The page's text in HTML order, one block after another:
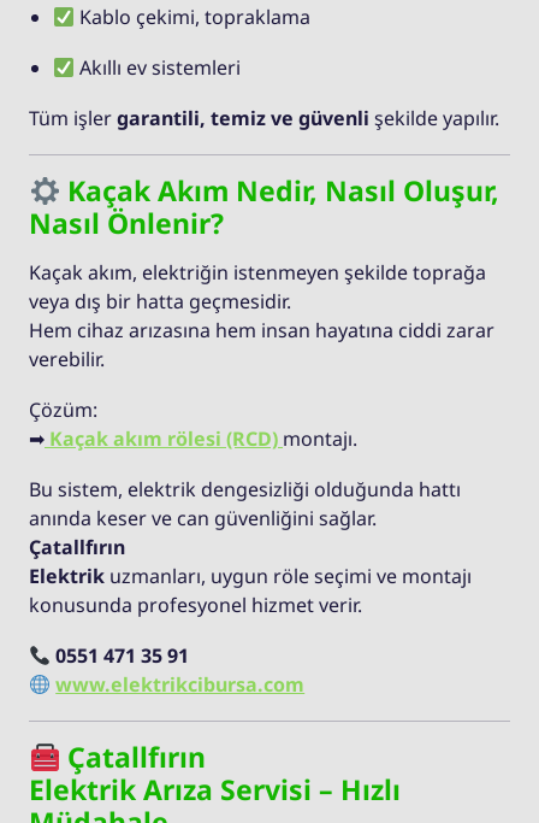
Kablo çekimi, topraklama
Akıllı ev sistemleri
Tüm işlergarantili, temiz ve güvenli şekilde yapılır.
Kaçak Akım Nedir, Nasıl Oluşur,
Nasıl Önlenir?
Kaçak akım, elektriğin istenmeyen şekilde toprağa
veya dış bir hatta geçmesidir.
Hem cihaz arızasına hem insan hayatına ciddi zarar
verebilir.
Çözüm:
➡ Kaçak akım rölesi (RCD) montajı.
Bu sistem, elektrik dengesizliği olduğunda hattı
anında keser ve can güvenliğini sağlar.
Çatallfırın
Elektrik uzmanları, uygun röle seçimi ve montajı
konusunda profesyonel hizmet verir.
0551 471 35 91
www.elektrikcibursa.com
Çatallfırın
Elektrik Arıza Servisi – Hızlı